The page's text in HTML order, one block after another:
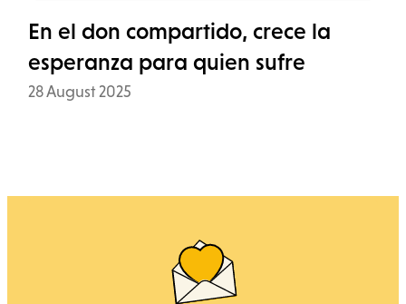
En el don compartido, crece la
esperanza para quien sufre
Data
28 August 2025